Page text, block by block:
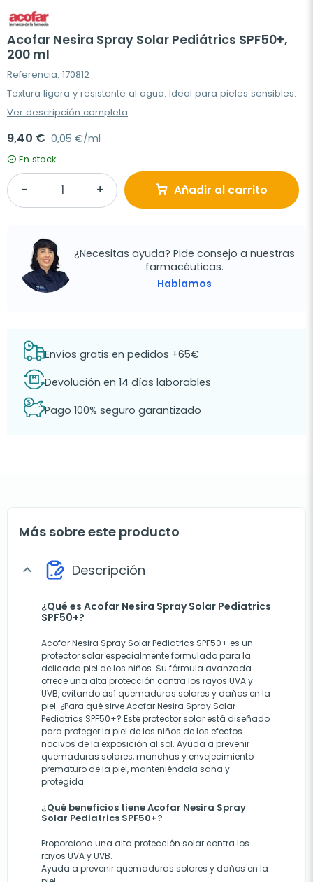
Acofar Nesira Spray Solar Pediátrics SPF50+,
200 ml
Referencia: 170812
Textura ligera y resistente al agua. Ideal para pieles sensibles.
Ver descripción completa
9,40 € 0,05 €/ml
En stock
Añadir al carrito
¿Necesitas ayuda? Pide consejo a nuestras
farmacéuticas.
Hablamos
Envíos gratis en pedidos +65€
Devolución en 14 días laborables
Pago 100% seguro garantizado
Más sobre este producto
expand_more Descripción
¿Qué es Acofar Nesira Spray Solar Pediatrics
SPF50+?
Acofar Nesira Spray Solar Pediatrics SPF50+ es un
protector solar especialmente formulado para la
delicada piel de los niños. Su fórmula avanzada
ofrece una alta protección contra los rayos UVA y
UVB, evitando así quemaduras solares y daños en la
piel. ¿Para qué sirve Acofar Nesira Spray Solar
Pediatrics SPF50+? Este protector solar está diseñado
para proteger la piel de los niños de los efectos
nocivos de la exposición al sol. Ayuda a prevenir
quemaduras solares, manchas y envejecimiento
prematuro de la piel, manteniéndola sana y
protegida.
¿Qué beneficios tiene Acofar Nesira Spray
Solar Pediatrics SPF50+?
Proporciona una alta protección solar contra los
rayos UVA y UVB.
Ayuda a prevenir quemaduras solares y daños en la